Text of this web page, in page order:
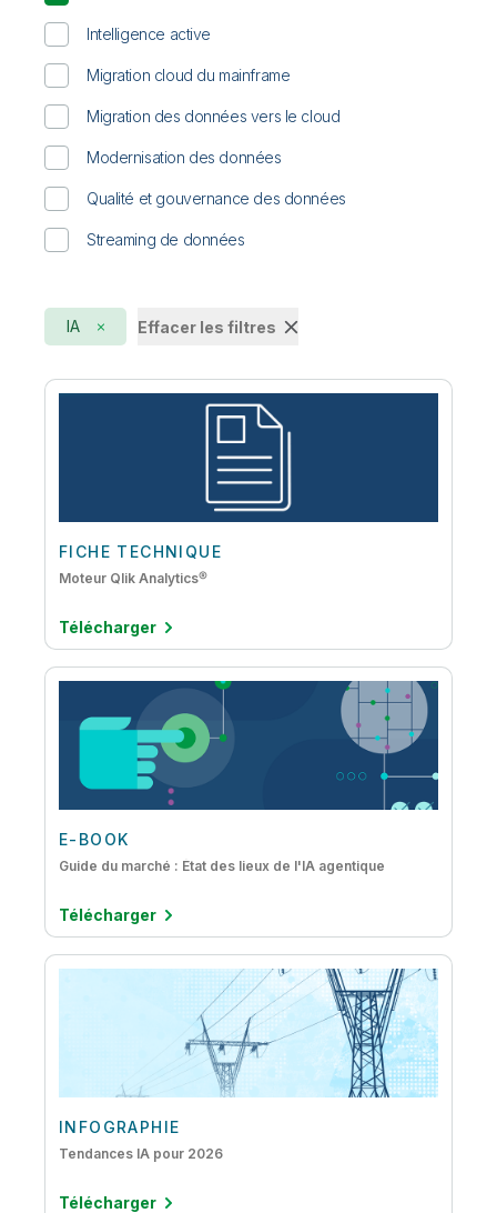
Intelligence active
Migration cloud du mainframe
Migration des données vers le cloud
Modernisation des données
Qualité et gouvernance des données
Streaming de données
IA Effacer les filtres
FICHE TECHNIQUE
Moteur Qlik Analytics®
Télécharger
E-BOOK
Guide du marché : État des lieux de l'IA agentique
Télécharger
INFOGRAPHIE
Tendances IA pour 2026
Télécharger